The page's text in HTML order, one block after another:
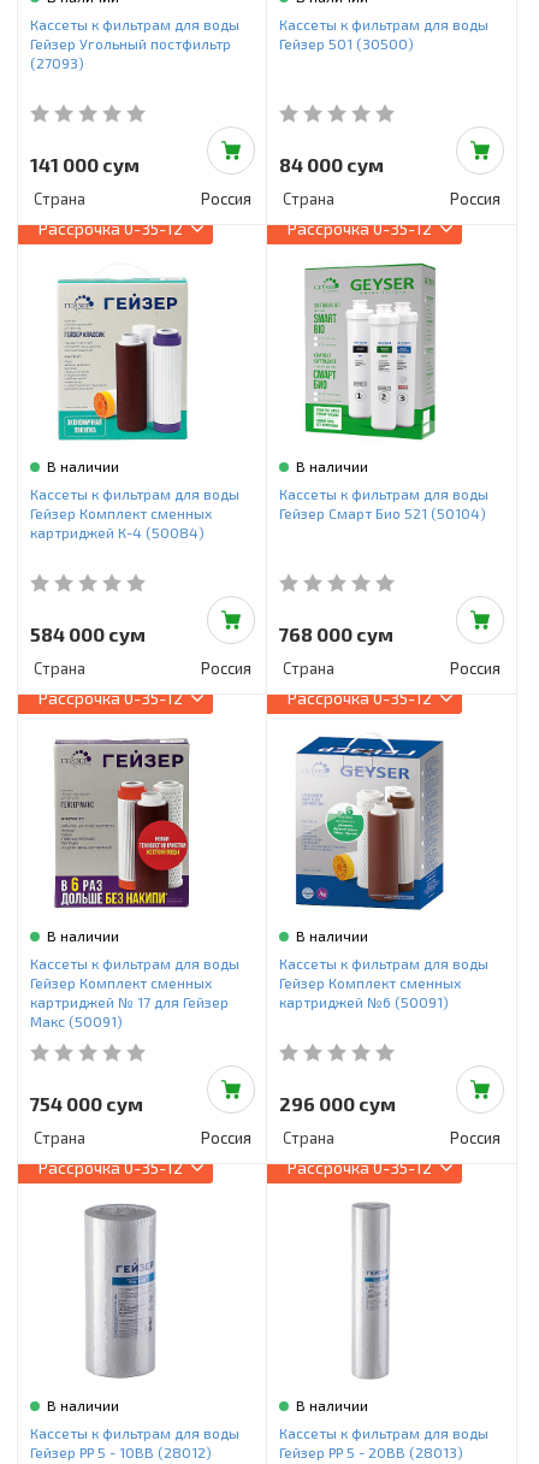
Инструменты и техника
Товары для дома
Красота и здоровье
Пылесосы
Фильтры для воды
Кассеты к фильтрам для воды
Гейзер Угольный постфильтр
(27093)
141 000 сум
Страна Россия
Кассеты к фильтрам для воды
Гейзер 501 (30500)
84 000 сум
Страна Россия
Рассрочка0-35-12
В наличии
Кассеты к фильтрам для воды
Гейзер Комплект сменных
картриджей К-4 (50084)
584 000 сум
Страна Россия
Рассрочка0-35-12
В наличии
Кассеты к фильтрам для воды
Гейзер Смарт Био 521 (50104)
768 000 сум
Страна Россия
Рассрочка0-35-12
В наличии
Кассеты к фильтрам для воды
Гейзер Комплект сменных
картриджей № 17 для Гейзер
Макс (50091)
754 000 сум
Страна Россия
Рассрочка0-35-12
В наличии
Кассеты к фильтрам для воды
Гейзер Комплект сменных
картриджей №6 (50091)
296 000 сум
Страна Россия
Рассрочка0-35-12
В наличии
Кассеты к фильтрам для воды
Гейзер PP 5 - 10BB (28012)
Рассрочка0-35-12
В наличии
Кассеты к фильтрам для воды
Гейзер PP 5 - 20BB (28013)